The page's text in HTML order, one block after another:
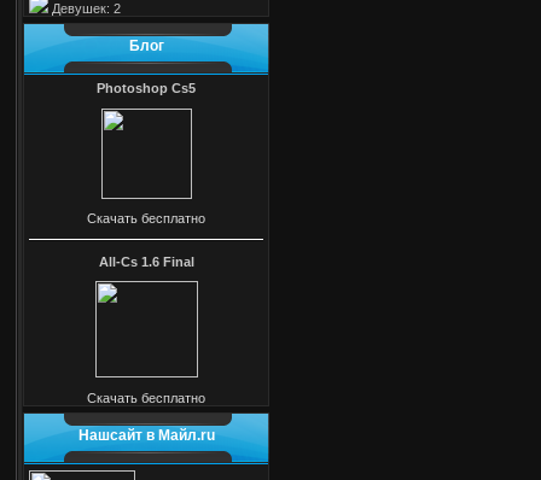
Девушек: 2
Блог
Photoshop Cs5
Скачать бесплатно
All-Cs 1.6 Final
Скачать бесплатно
Нашсайт в Майл.ru